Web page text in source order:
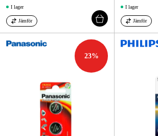
FAQ
I lager
Jämför
I lager
Jämför
23%